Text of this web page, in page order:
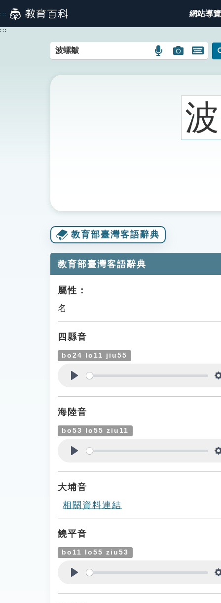
到
主
::: 網站導覽
:::
語
搜
圖
搜
圖
示
開
鍵
圖
示
波
教育部臺灣客語辭典
教育部臺灣客語辭典
屬性：
名
四縣音
bo24 lo11 jiu55
海陸音
bo53 lo55 ziu11
大埔音
相關資料連結
饒平音
bo11 lo55 ziu53